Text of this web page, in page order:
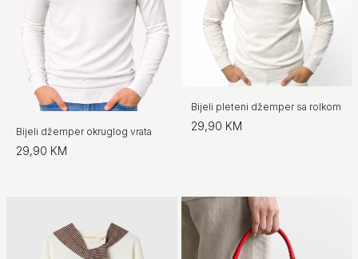
Bijeli džemper okruglog vrata
29,90 KM
Bijeli pleteni džemper sa rolkom
29,90 KM